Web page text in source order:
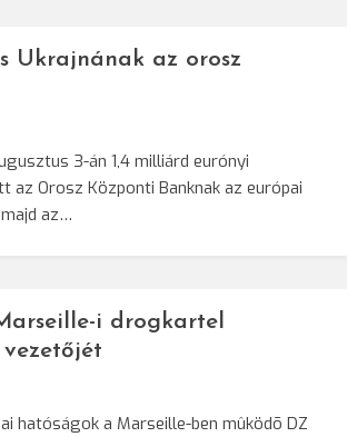
Ukrajnának az orosz
3-án 1,4 milliárd eurónyi
az Orosz Központi Banknak az európai
az…
i drogkartel
hatóságok a Marseille-ben mûködõ DZ